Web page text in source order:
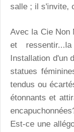
salle ; il s'invite,
Avec la Cie Non
et
Installation d'un
statues
tendus ou
étonnants et
Est-ce une